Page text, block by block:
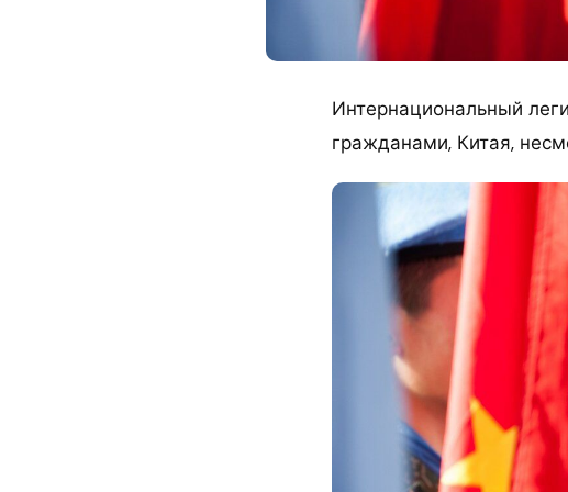
Интернациональный
гражданами, Китая,